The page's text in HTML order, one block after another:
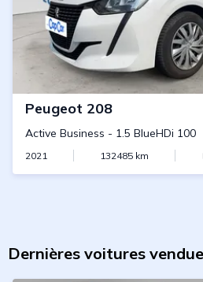
Peugeot 208
Active Business - 1.5 BlueHDi 100
2021 132485 km
Dernières voitures